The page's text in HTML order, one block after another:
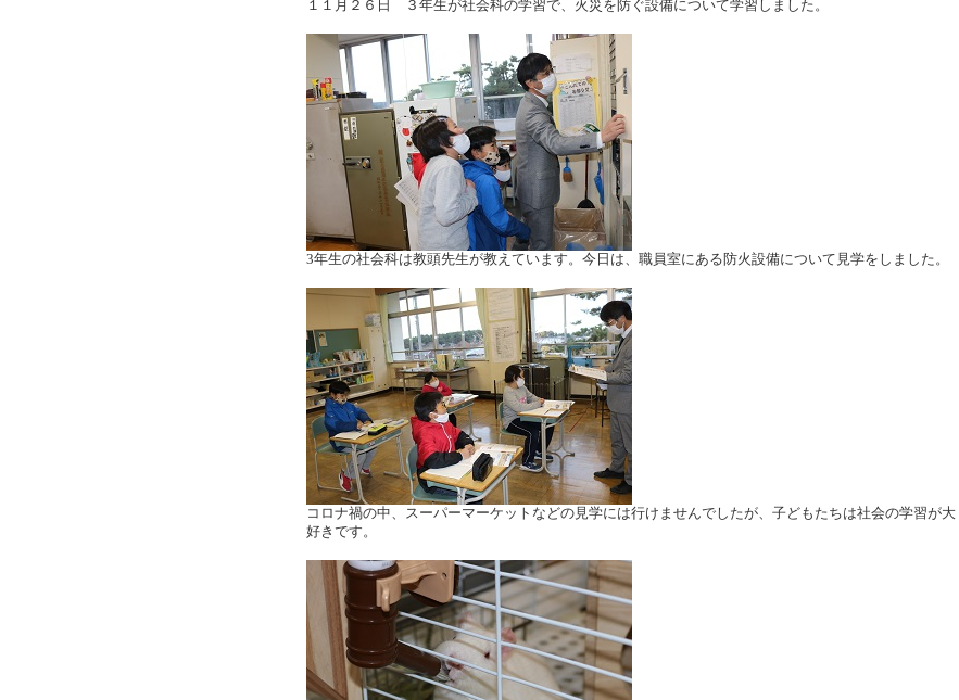
１１月２６日 ３年生が社会科の学習で、火災を防ぐ設備について学習しました。
3年生の社会科は教頭先生が教えています。今日は、職員室にある防火設備について見学をしました。
コロナ禍の中、スーパーマーケットなどの見学には行けませんでしたが、子どもたちは社会の学習が大
好きです。